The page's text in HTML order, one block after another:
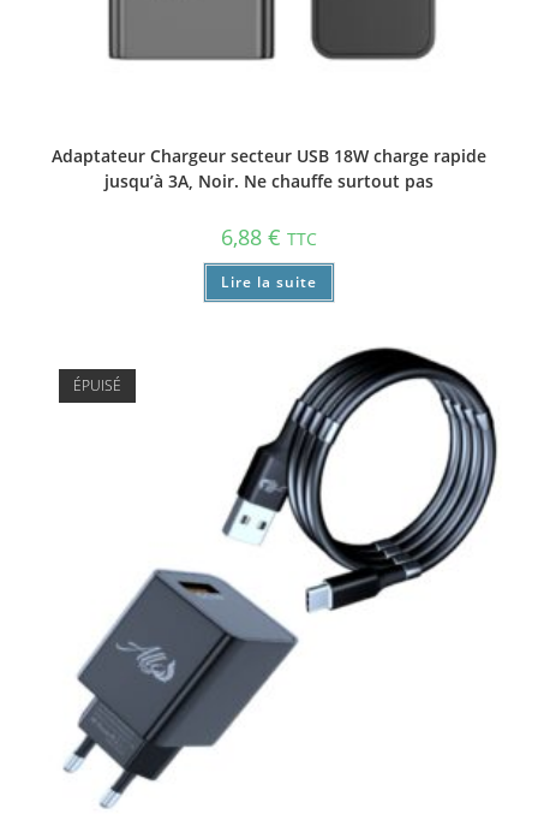
Adaptateur Chargeur secteur USB 18W charge rapide
jusqu’à 3A, Noir. Ne chauffe surtout pas
6,88 € TTC
Lire la suite
ÉPUISÉ